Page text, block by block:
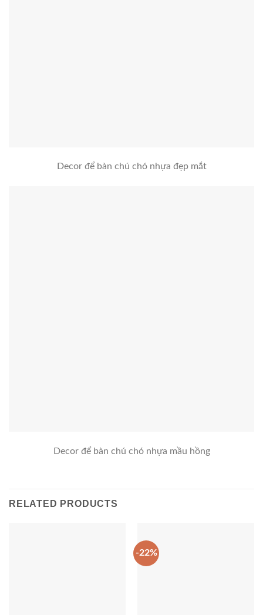
Decor để bàn chú chó nhựa đẹp mắt
Decor để bàn chú chó nhựa mầu hồng
RELATED PRODUCTS
-22%